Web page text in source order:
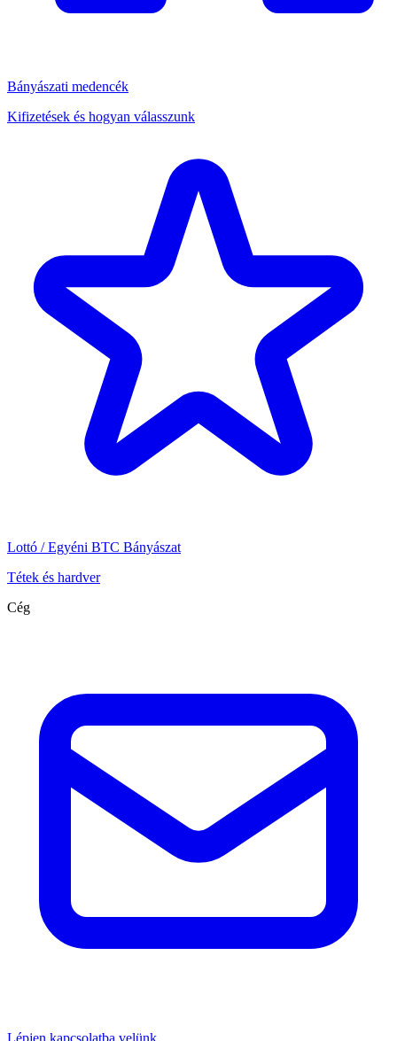
Bányászati medencék
Kifizetések és hogyan válasszunk
Lottó / Egyéni BTC Bányászat
Tétek és hardver
Cég
Lépjen kapcsolatba velünk